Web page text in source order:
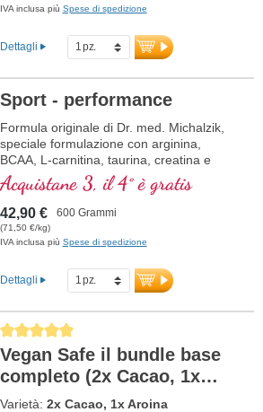
IVA inclusa più Spese di spedizione
Dettagli
Sport - performance
Formula originale di Dr. med. Michalzik,
speciale formulazione con arginina,
BCAA, L-carnitina, taurina, creatina e
magnesio.
Acquistane 3, il 4° è gratis
42,90 € 600 Grammi
(71,50 €/kg)
IVA inclusa più Spese di spedizione
Dettagli
Average rating of 5 out of 5 stars
Vegan Safe il bundle base
completo (2x Cacao, 1x
Aronia)
Varietà: 2x Cacao, 1x Aroina